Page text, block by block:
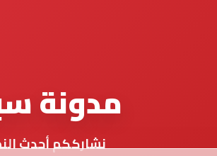
مدونة
نشارككم أحدث